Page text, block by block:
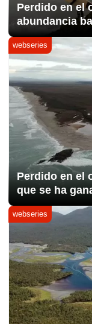
Perdido en el
abundancia
webseries
Perdido en el
que se ha
webseries